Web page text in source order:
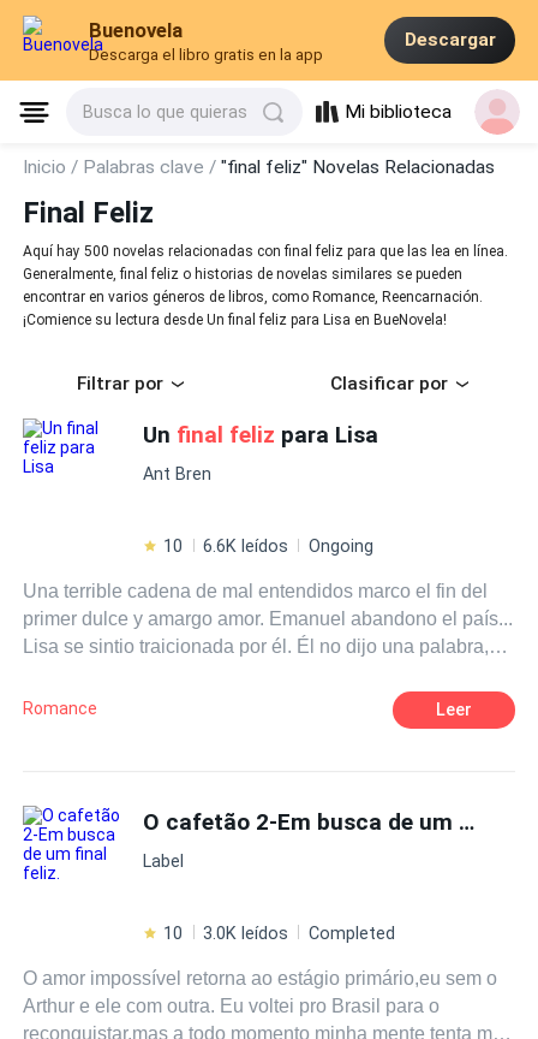
Buenovela
Descarga el libro gratis en la app
Descargar
Busca lo que quieras Mi biblioteca
Inicio / Palabras clave /"final feliz" Novelas Relacionadas
Final Feliz
Aquí hay 500 novelas relacionadas con final feliz para que las lea en línea.
Generalmente, final feliz o historias de novelas similares se pueden
encontrar en varios géneros de libros, como Romance, Reencarnación.
¡Comience su lectura desde Un final feliz para Lisa en BueNovela!
Filtrar por Clasificar por
Un final feliz para Lisa
Ant Bren
10 6.6K leídos Ongoing
Una terrible cadena de mal entendidos marco el fin del
primer dulce y amargo amor. Emanuel abandono el país...
Lisa se sintio traicionada por él. Él no dijo una palabra,
reencontrar. Él necesita una asistente. Ella necesita
Romance Leer
O cafetão 2-Em busca de um
final
Label
10 3.0K leídos Completed
O amor impossível retorna ao estágio primário,eu sem o
Arthur e ele com outra. Eu voltei pro Brasil para o
reconquistar,mas a todo momento minha mente tenta me